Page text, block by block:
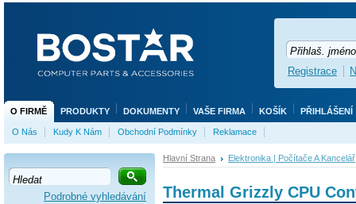
Hlavní Strana Elektronika | Počítače A Kancelář
Thermal Grizzly CPU
Podrobné vyhledávání
O FIRMĚ PRODUKTY DOKUMENTY VAŠE FIRMA KOŠÍK PŘIHLÁŠENÍ
O Nás Kudy K Nám Obchodní Podmínky Reklamace
Registrace